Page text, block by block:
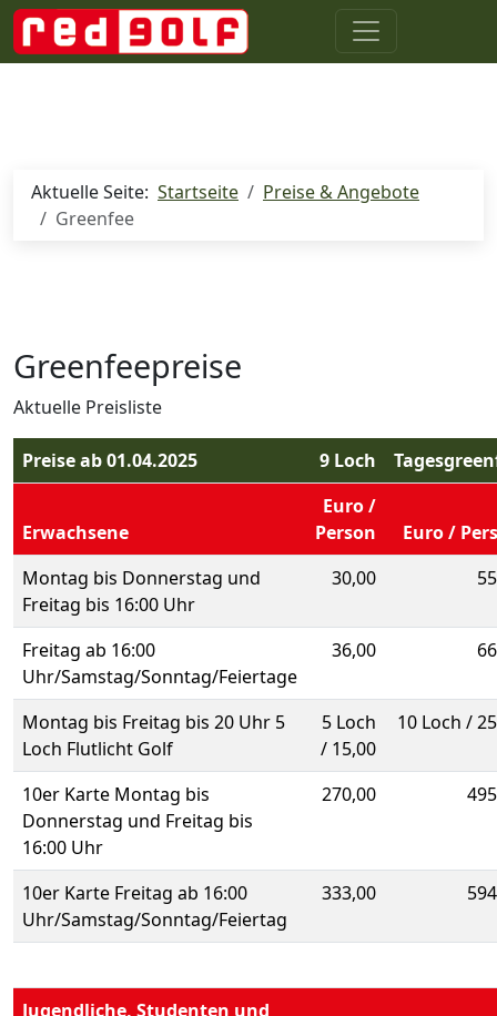
Aktuelle Seite: Startseite
Preise & Angebote
Greenfee
Greenfeepreise
Aktuelle Preisliste
Preise ab 01.04.2025 9 Loch
Erwachsene
Euro /
Person
Euro /
Montag bis Donnerstag und
Freitag bis 16:00 Uhr
30,00
Freitag ab 16:00
Uhr/Samstag/Sonntag/Feiertage
36,00
Montag bis Freitag bis 20 Uhr 5
Loch Flutlicht Golf
5 Loch
/ 15,00
10 Loch /
10er Karte Montag bis
Donnerstag und Freitag bis
16:00 Uhr
270,00
10er Karte Freitag ab 16:00
Uhr/Samstag/Sonntag/Feiertag
333,00
Jugendliche, Studenten und